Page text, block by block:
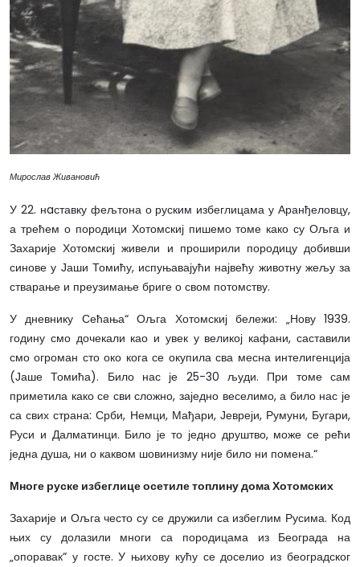
Мирослав Живановић
У 22. нaставку фељтона о руским избеглицама у Аранђеловцу,
а трећем о породици Хотомскиј пишемо томе како су Ољга и
Захарије Хотомскиј живели и проширили породицу добивши
синове у Јаши Томићу, испуњавајући највећу животну жељу за
стварање и преузимање бриге о свом потомству.
У дневнику Сећања“ Ољга Хотомскиј бележи: „Нову 1939.
годину смо дочекали као и увек у великој кафани, саставили
смо огроман сто око кога се окупила сва месна интелигенција
(Јаше Томића). Било нас је 25-30 људи. При томе сам
приметила како се сви сложно, заједно веселимо, а било нас је
са свих страна: Срби, Немци, Мађари, Јевреји, Румуни, Бугари,
Руси и Далматинци. Било је то једно друштво, може се рећи
једна душа, ни о каквом шовинизму није било ни помена.“
Многе руске избеглице осетиле топлину дома Хотомских
Захарије и Ољга често су се дружили са избеглим Русима. Код
њих су долазили многи са породицама из Београда на
„опоравак“ у госте. У њихову кућу се доселио из београдског